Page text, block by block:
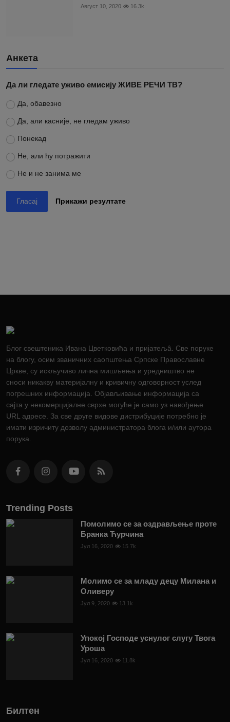
Август 10, 2020 16.3k
Анкета
Да ли гледате уживо емисију ЖИВЕ РЕЧИ ТВ?
Да, обавезно
Да, али касније, не гледам уживо
Понекад
Не, али ћу потражити
Не и не занима ме
Гласај Прикажи резултате
Блог свештеника Ивана Цветковића и пријатељâ. Све поруке
на блогу, осим званичних саопштења Српске Православне
Цркве, су искључиво лична мишљења и уредништво не
сноси никакву материјалну и кривичну одговорност услед
погрешних информација. Објављивање информација са
сајта у некомерцијалне сврхе могуће је само уз навођење
URL адресе. За све друге видове дистрибуције потребно је
имати изричиту дозволу администратора блога и/или аутора
порука.
Trending Posts
Помолимо се за оздрављење проте
Бранка Ћурчина
Јул 16, 2020 15.7k
Молимо се за младу децу Милана и
Оливеру
Јул 9, 2020 13.1k
Упокој Господе уснулог слугу Твога
Уроша
Јул 16, 2020 11.8k
Билтен